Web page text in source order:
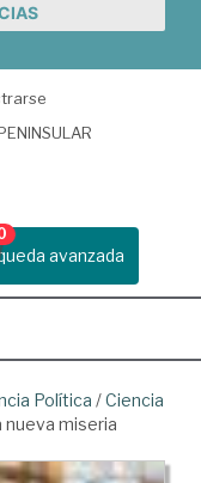
avanzada
Política /Ciencia
nueva miseria